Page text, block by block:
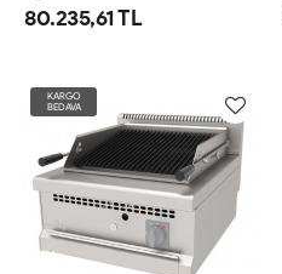
80.235,61 TL
KARGO
BEDAVA